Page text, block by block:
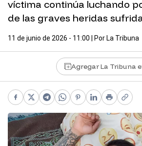
víctima continúa luchando
de las graves heridas
11 de junio de 2026 - 11:00 | Por La Tribuna
Agregar La Tribuna
Facebook
X Telegram
WhatsApp
Pinterest
LinkedIn
Print